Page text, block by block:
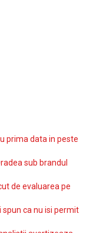
prima data in peste
sub brandul
de evaluarea pe
ca nu isi permit